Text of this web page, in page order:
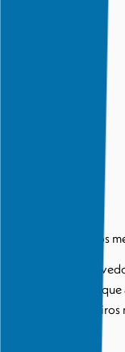
O que diferencia os
Nem todos os
oferecem mais do
verdadeiros